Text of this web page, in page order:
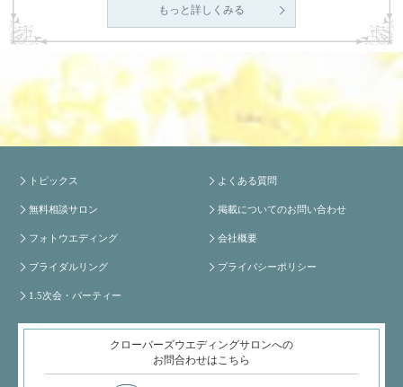
もっと詳しくみる
トピックス
無料相談サロン
フォトウエディング
ブライダルリング
1.5次会・パーティー
よくある質問
掲載についてのお問い合わせ
会社概要
プライバシーポリシー
クローバーズウエディングサロンへの
お問合わせはこちら